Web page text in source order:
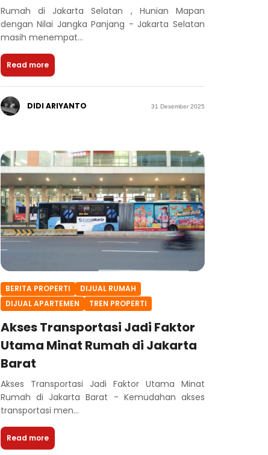
Rumah di Jakarta Selatan , Hunian Mapan
dengan Nilai Jangka Panjang - Jakarta Selatan
masih menempat...
Read more
DIDI ARIYANTO 31 Desember 2025
BERITA PROPERTI
DIJUAL RUMAH
DIJUAL APARTEMEN
TREN PROPERTI
Akses Transportasi Jadi Faktor
Utama Minat Rumah di Jakarta
Barat
Akses Transportasi Jadi Faktor Utama Minat
Rumah di Jakarta Barat - Kemudahan akses
transportasi men...
Read more